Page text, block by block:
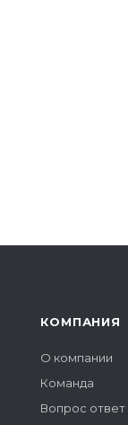
КОМПАНИЯ
О компании
Команда
Вопрос ответ